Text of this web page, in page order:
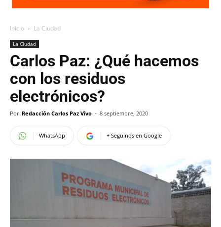
Inicio La Ciudad
La Ciudad
Carlos Paz: ¿Qué hacemos
con los residuos
electrónicos?
Por Redacción Carlos Paz Vivo - 8 septiembre, 2020
WhatsApp + Seguinos en Google